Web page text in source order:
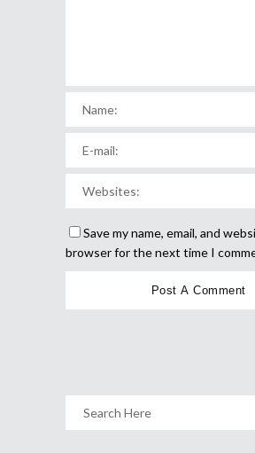
Save my name, email, and
browser for the next time I